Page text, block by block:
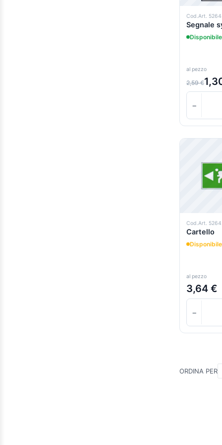
Cod.Art.
Segnale
Disponibile
al pezzo
2,59 €
−
Cod.Art.
Cartello
al pezzo
3,64 €
−
ORDINA PER